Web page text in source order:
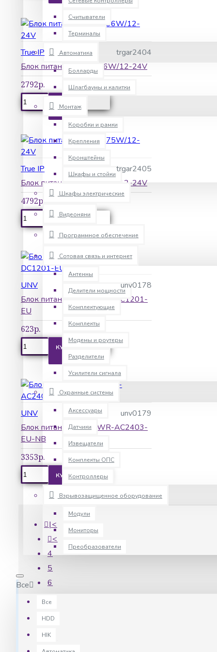
Считыватели
Терминалы
Автоматика
Болларды
Шлагбаумы и калитки
Монтаж
Коробки и рамки
Крепления
Кронштейны
Шкафы и стойки
Шкафы электрические
Видеоняни
Программное обеспечение
Сотовая связь и интернет
Антенны
Делители мощности
Комплектующие
Комплекты
Модемы и роутеры
Разделители
Усилители сигнала
Охранные системы
Аксессуары
Датчики
Извещатели
Комплекты ОПС
Контроллеры
Взрывозащищенное оборудование
Модули
Мониторы
Преобразователи
Все
Все
HDD
HIK
True IP
trgar2404
Блок питания True IP 36W/12-24V
2792р.
КУПИТЬ
True IP
trgar2405
Блок питания True IP 75W/12-24V
4792р.
КУПИТЬ
UNV
unv0178
Блок питания UNV PWR-DC1201-
EU
623р.
КУПИТЬ
UNV
unv0179
Блок питания UNV PWR-AC2403-
EU-NB
3353р.
КУПИТЬ
|<
<
4
5
6
7